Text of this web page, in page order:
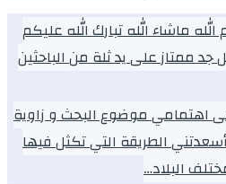
ماشاء الله تبارك الله عليكم
ممتاز على يد ثلة من الباحثين
اهتمامي موضوع البحث و زاوية
الطريقة التي تكثل فيها
البلاد…